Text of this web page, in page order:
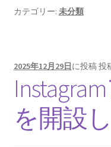
カテゴリー: 未分類
2025年12月29日に投稿投
を開設